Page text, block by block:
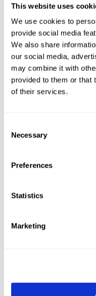
This website uses
We use cookies to
provide social media
We also share
our social media,
may combine it with
provided to them or that
of their services.
Selection
Necessary
Preferences
Statistics
Marketing
Instalaciones
estandard,
La línea pasta
todos los
estandard o
automación.